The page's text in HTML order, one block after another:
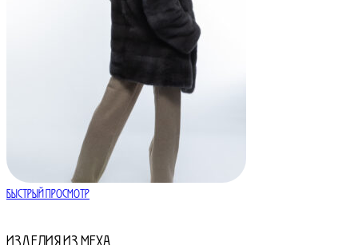
Быстрый просмотр